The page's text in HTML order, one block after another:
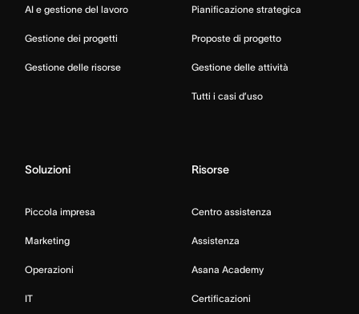
AI e gestione del lavoro
Gestione dei progetti
Gestione delle risorse
Pianificazione strategica
Proposte di progetto
Gestione delle attività
Tutti i casi d’uso
Soluzioni
Piccola impresa
Marketing
Operazioni
IT
Risorse
Centro assistenza
Assistenza
Asana Academy
Certificazioni